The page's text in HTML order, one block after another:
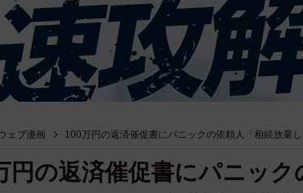
ェブ漫画 100万円の返済催促書にパニックの依頼人「相続放棄
円の返済催促書にパニック